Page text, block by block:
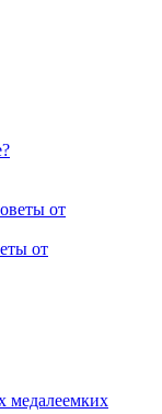
от